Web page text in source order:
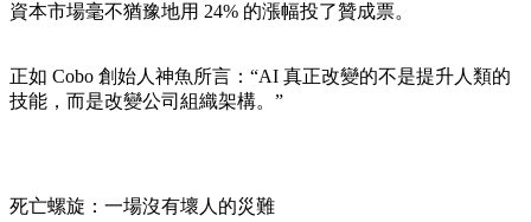
資本市場毫不猶豫地用 24% 的漲幅投了贊成票。
正如 Cobo 創始人神魚所言：“AI 真正改變的不是提升人類的
技能，而是改變公司組織架構。”
死亡螺旋：一場沒有壞人的災難